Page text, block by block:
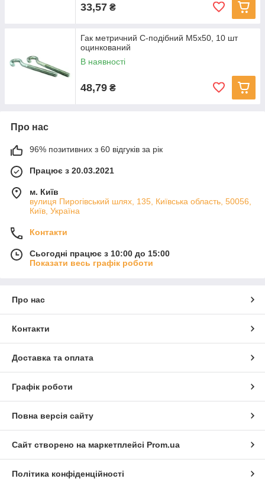
33,57 ₴
Гак метричний С-подібний M5x50, 10 шт
оцинкований
В наявності
48,79 ₴
Про нас
96% позитивних з 60 відгуків за рік
Працює з 20.03.2021
м. Київ
вулиця Пирогівський шлях, 135, Київська область, 50056,
Київ, Україна
Контакти
Сьогодні працює з 10:00 до 15:00
Показати весь графік роботи
Про нас
Контакти
Доставка та оплата
Графік роботи
Повна версія сайту
Сайт створено на маркетплейсі Prom.ua
Політика конфіденційності